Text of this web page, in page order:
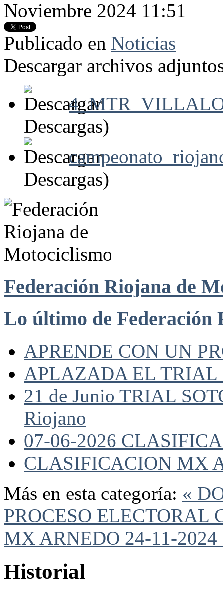
Noviembre 2024 11:51
Publicado en Noticias
Descargar archivos
Descargas)
Descargas)
Federación Riojana de
Lo último de Federación
APRENDE CON UN
APLAZADA EL TRIAL
21 de Junio TRIAL
Riojano
07-06-2026
CLASIFICACION MX
Más en esta categoría: «
PROCESO ELECTORAL
MX ARNEDO 24-11-2024
Historial